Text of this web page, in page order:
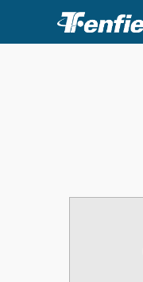
content